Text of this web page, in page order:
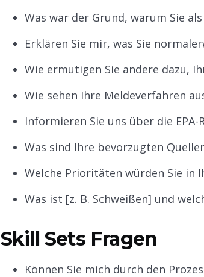
Was war der Grund, warum Sie
Erklären Sie mir, was Sie
Wie ermutigen Sie andere dazu,
Wie sehen Ihre Meldeverfahren
Informieren Sie uns über die
Was sind Ihre bevorzugten
Welche Prioritäten würden Sie in
Was ist [z. B. Schweißen] und
Skill Sets Fragen
Können Sie mich durch den